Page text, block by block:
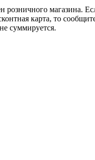
розничного
карта, то
суммируется.